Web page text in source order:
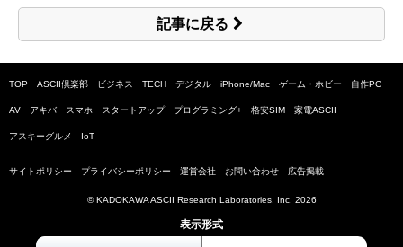
記事に戻る
TOP ASCII倶楽部 ビジネス TECH デジタル iPhone/Mac ゲーム・ホビー 自作PC
AV アキバ スマホ スタートアップ プログラミング+ 格安SIM 家電ASCII
アスキーグルメ IoT
サイトポリシー プライバシーポリシー 運営会社 お問い合わせ 広告掲載
© KADOKAWA ASCII Research Laboratories, Inc. 2026
表示形式